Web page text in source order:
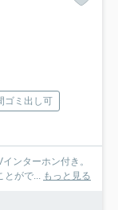
ゴミ出し可
ンターホン付き。
とがで... もっと見る